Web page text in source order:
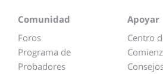
Comunidad
Foros
Programa de
Probadores
Apoyar
Centro